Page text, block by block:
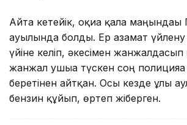
Айта кетейік, оқиға қала маңындағы
ауылында болды. Ер азамат
үйіне келіп, әкесімен жанжалдасып
жанжал ушыға түскен соң
беретінен айтқан. Осы кезде ұлы
бензин құйып, өртеп жіберген.